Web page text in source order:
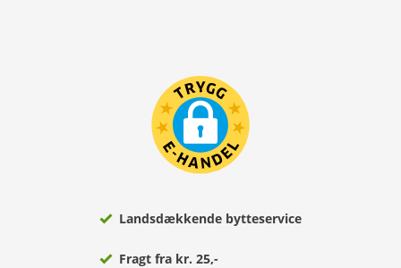
Landsdækkende bytteservice
Fragt fra kr. 25,-